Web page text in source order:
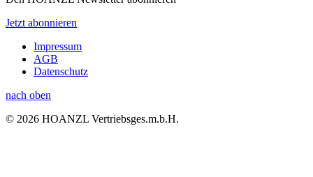
Jetzt abonnieren
Impressum
AGB
Datenschutz
nach oben
© 2026 HOANZL Vertriebsges.m.b.H.